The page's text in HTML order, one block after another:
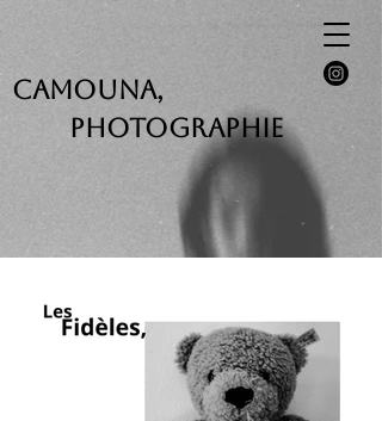
CAMOUNA,
Photographie